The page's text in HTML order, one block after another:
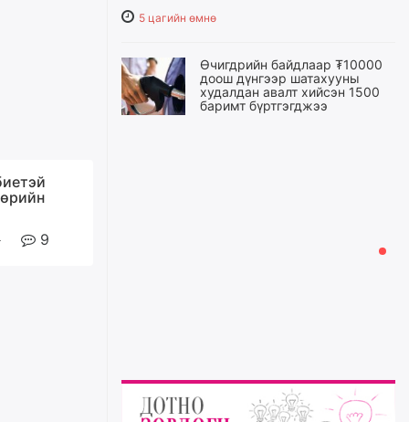
9
5 цагийн өмнө
Өчигдрийн байдлаар ₮10000
доош дүнгээр шатахууны
худалдан авалт хийсэн 1500
баримт бүртгэгджээ